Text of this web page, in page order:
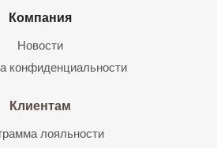
Компания
Новости
конфиденциальности
Клиентам
лояльности